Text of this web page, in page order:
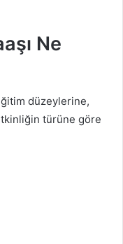
Ne
düzeylerine,
türüne göre